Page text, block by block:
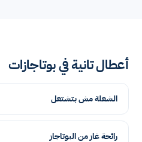
أعطال تانية في بوتاجازات
الشعلة مش بتشتعل
رائحة غاز من البوتاجاز